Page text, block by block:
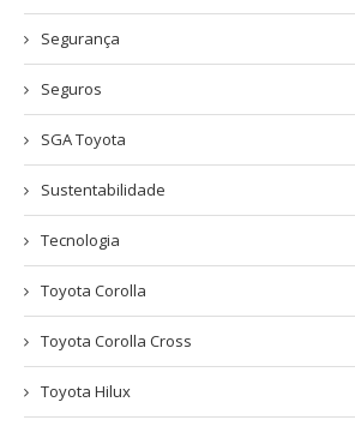
Segurança
Seguros
SGA Toyota
Sustentabilidade
Tecnologia
Toyota Corolla
Toyota Corolla Cross
Toyota Hilux